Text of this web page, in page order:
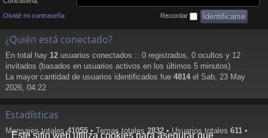
Este sitio web utiliza cookies para asegurar que
Olvidé mi contraseña Recordar
¿Quién está conectado?
En total hay 12 usuarios conectados :: 0 registrados, 0 ocultos y 12
invitados (basados en usuarios activos en los últimos 5 minutos)
La mayor cantidad de usuarios identificados fue 4814 el Sab, 23 May
2026, 04:22
Estadísticas
Mensajes totales41055 • Temas totales 2832 • Usuarios totales 611 •